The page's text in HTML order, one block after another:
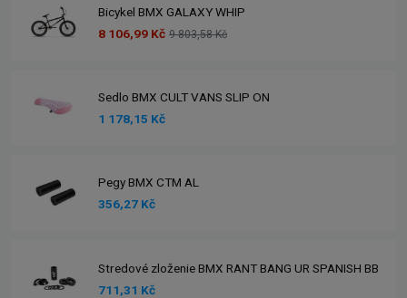
Bicykel BMX GALAXY WHIP
8 106,99 Kč 9 803,58 Kč
Sedlo BMX CULT VANS SLIP ON
1 178,15 Kč
Pegy BMX CTM AL
356,27 Kč
Stredové zloženie BMX RANT BANG UR SPANISH BB
711,31 Kč